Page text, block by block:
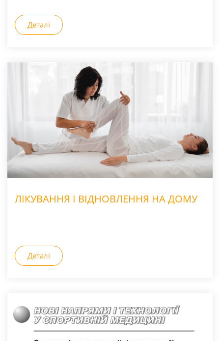
Деталі
ЛІКУВАННЯ І ВІДНОВЛЕННЯ НА ДОМУ
Деталі